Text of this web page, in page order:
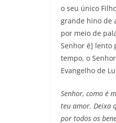
o seu único
grande hino de
por meio de
Senhor é] lento
tempo, o
Evangelho de
Senhor, como é
teu amor. Deixa
por todos os